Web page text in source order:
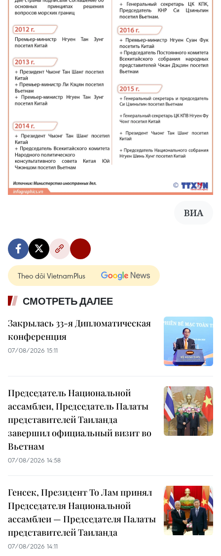
ВИА
Theo dõi VietnamPlus
СМОТРЕТЬ ДАЛЕЕ
Закрылась 33-я Дипломатическая
конференция
07/08/2026 15:11
Председатель Национальной
ассамблеи, Председатель Палаты
представителей Таиланда
завершил официальный визит во
Вьетнам
07/08/2026 14:58
Генсек, Президент То Лам принял
Председателя Национальной
ассамблеи — Председателя Палаты
представителей Таиланда
07/08/2026 14:11